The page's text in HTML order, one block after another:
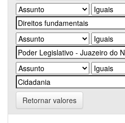
Retornar valores